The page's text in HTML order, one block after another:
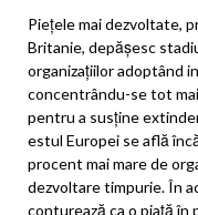
Piețele mai dezvoltate,
Britanie, depășesc
organizațiilor adoptând
concentrându-se tot
pentru a susține
estul Europei se află
procent mai mare de
dezvoltare timpurie. În
conturează ca o piață în